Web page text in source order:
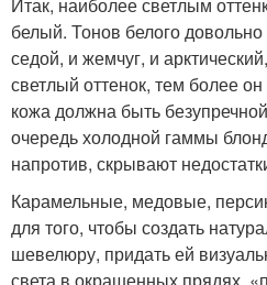
белый. Тонов белого
седой, и жемчуг, и
светлый оттенок, тем более
кожа должна быть
очередь холодной гаммы
напротив, скрывают
Карамельные, медовые,
для того, чтобы создать
шевелюру, придать ей